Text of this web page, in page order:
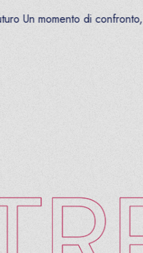
di confronto,